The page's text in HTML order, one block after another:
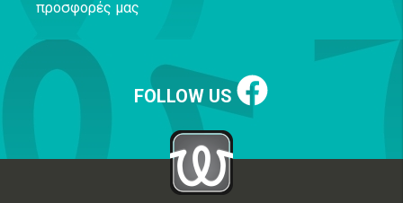
προσφορές μας
FOLLOW US